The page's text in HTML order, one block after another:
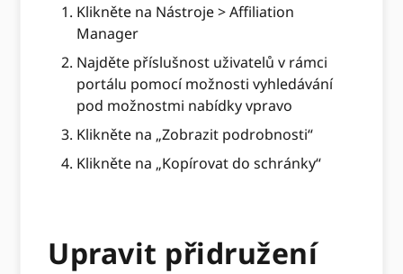
Klikněte na Nástroje > Affiliation
Manager
Najděte příslušnost uživatelů v rámci
portálu pomocí možnosti vyhledávání
pod možnostmi nabídky vpravo
Klikněte na „Zobrazit podrobnosti“
Klikněte na „Kopírovat do schránky“
Upravit přidružení